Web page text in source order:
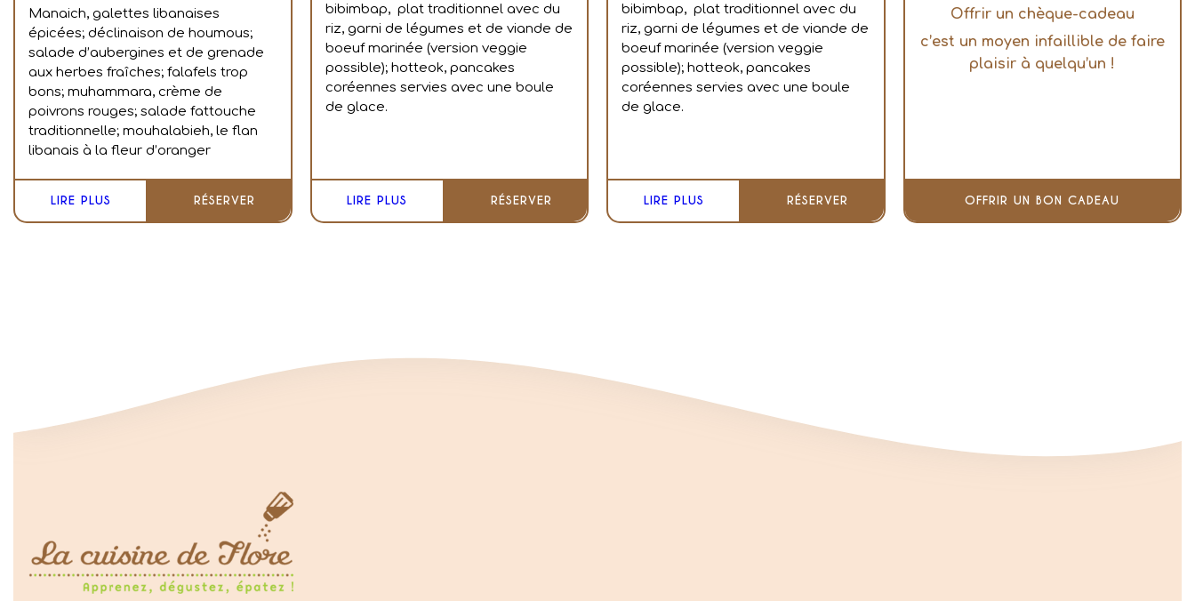
Manaich, galettes libanaises
épicées; déclinaison de houmous;
salade d’aubergines et de grenade
aux herbes fraîches; falafels trop
bons; muhammara, crème de
poivrons rouges; salade fattouche
traditionnelle; mouhalabieh, le flan
libanais à la fleur d’oranger
LIRE PLUS RÉSERVER
bibimbap, plat traditionnel avec du
riz, garni de légumes et de viande de
boeuf marinée (version veggie
possible); hotteok, pancakes
coréennes servies avec une boule
de glace.
LIRE PLUS RÉSERVER
bibimbap, plat traditionnel avec du
riz, garni de légumes et de viande de
boeuf marinée (version veggie
possible); hotteok, pancakes
coréennes servies avec une boule
de glace.
LIRE PLUS RÉSERVER
Offrir un chèque-cadeau
c’est un moyen infaillible de faire
plaisir à quelqu’un !
OFFRIR UN BON CADEAU